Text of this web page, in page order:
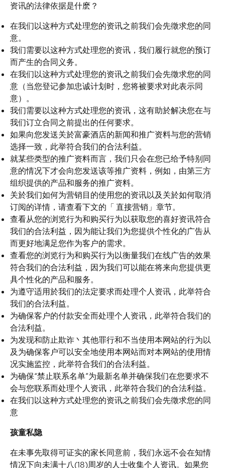
资讯的法律依据是什麽？
在我们以这种方式处理您的资讯之前我们会先徵求您的同
意。
我们需要以这种方式处理您的资讯，我们履行就您的预订
而产生的合同义务。
在我们以这种方式处理您的资讯之前我们会先徵求您的同
意（当您登记参加忠诚计划时，您将被要求对此表示同
意）。
我们需要以这种方式处理您的资讯，这有助於解决您在与
我们订立合同之前提出的任何要求。
如果向您发送关於富豪酒店的新闻和推广资料与您的营销
选择一致，此举符合我们的合法利益。
就某些类型的推广资料而言，我们只会在您已给予特别同
意的情况下才会向您发送该等推广资料，例如，由第三方
组织提供的产品和服务的推广资料。
关於我们如何为营销目的使用您的资讯以及关於如何取消
订阅的详情，请查看下文的「直接营销」章节。
查看从您的浏览行为和购买行为以获取您的喜好资讯符合
我们的合法利益，因为能让我们为您提供个性化的广告从
而更好地满足您作为客户的需求。
查看您的浏览行为和购买行为以衡量我们在线广告的效果
符合我们的合法利益，因为我们可以能在将来向您提供更
具个性化的产品和服务。
为遵守适用於我们的法定要求而处理个人资讯，此举符合
我们的合法利益。
为确保客户的付款安全而处理个人资讯，此举符合我们的
合法利益。
为发现和防止欺诈丶其他罪行和不当使用本网站的行为以
及为确保客户可以安全地使用本网站而对本网站的使用情
况实施监控，此举符合我们的合法利益。
为确保“禁止联系名单”为最新名单并确保我们在您要求不
会与您联系而处理个人资讯，此举符合我们的合法利益。
在我们以这种方式处理您的资讯之前我们会先徵求您的同
意
孩童私隐
在未事先取得可证实的家长同意前，我们永远不会在知情
情况下向未满十八(18)周岁的人士收集个人资讯。如果您